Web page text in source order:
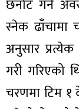
छनोट गर्ने
स्नेक ढाँचामा
अनुसार
गरी गरिएको
चरणमा टिम १